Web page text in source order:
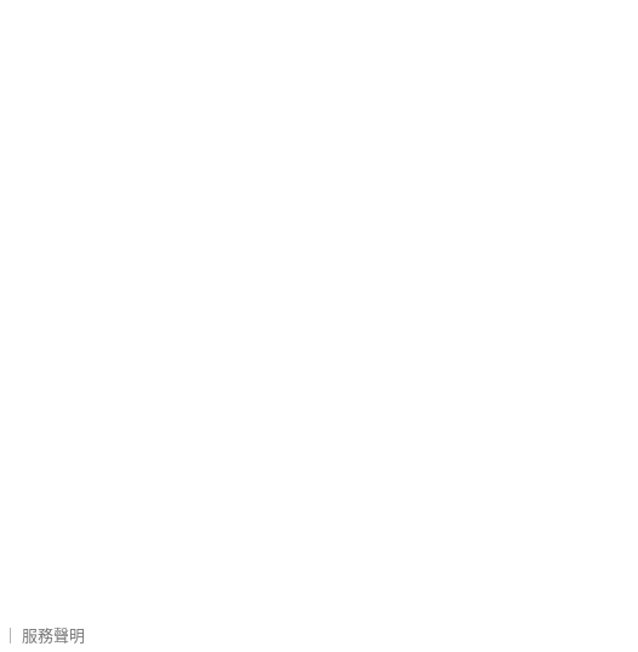
服務聲明